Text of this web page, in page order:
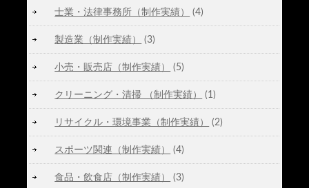
士業・法律事務所（制作実績） (4)
製造業（制作実績） (3)
小売・販売店（制作実績） (5)
クリーニング・清掃 （制作実績） (1)
リサイクル・環境事業（制作実績） (2)
スポーツ関連（制作実績） (4)
食品・飲食店（制作実績） (3)